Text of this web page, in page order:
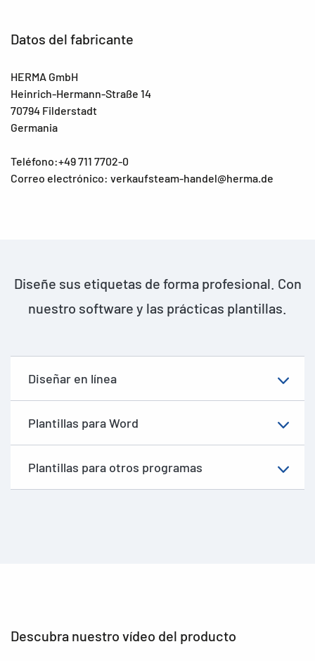
Datos del fabricante
HERMA GmbH
Heinrich-Hermann-Straße 14
70794 Filderstadt
Germania
Teléfono:+49 711 7702-0
Correo electrónico: verkaufsteam-handel@herma.de
Diseñe sus etiquetas de forma profesional. Con
nuestro software y las prácticas plantillas.
Diseñar en línea
Plantillas para Word
Plantillas para otros programas
Descubra nuestro vídeo del producto